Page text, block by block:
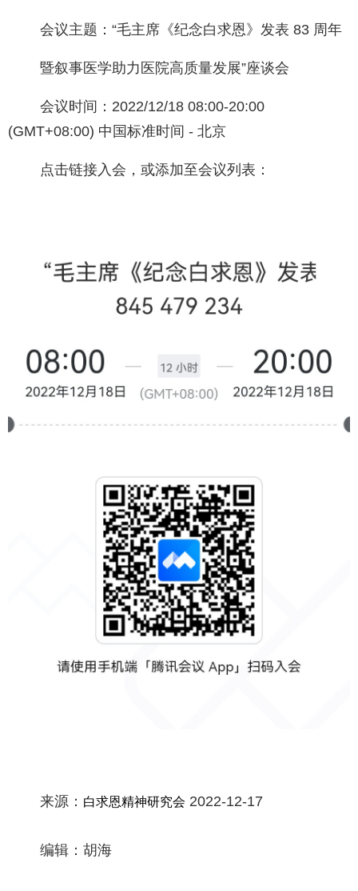
会议主题：“毛主席《纪念白求恩》发表 83 周年
暨叙事医学助力医院高质量发展”座谈会
会议时间：2022/12/18 08:00-20:00
(GMT+08:00) 中国标准时间 - 北京
点击链接入会，或添加至会议列表：
来源： 白求恩精神研究会 2022-12-17
编辑：胡海